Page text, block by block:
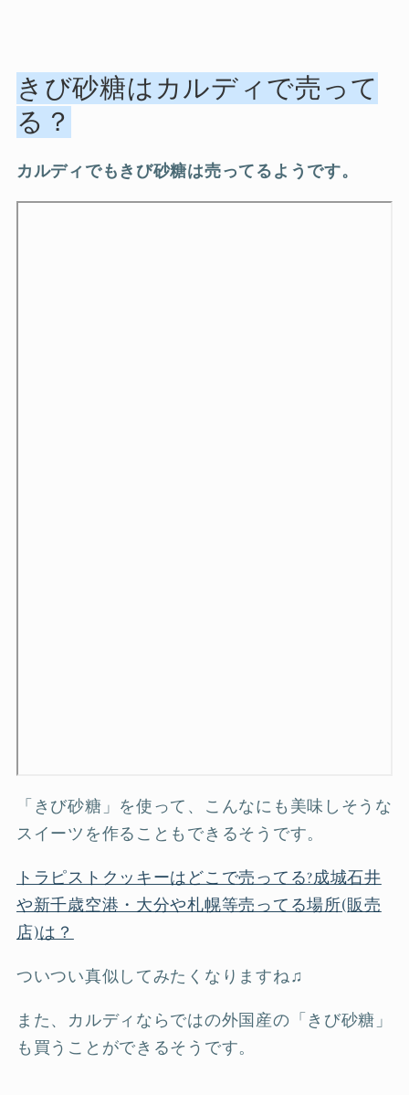
きび砂糖はカルディで売って
る？
カルディでもきび砂糖は売ってるようです。
「きび砂糖」を使って、こんなにも美味しそうな
スイーツを作ることもできるそうです。
トラピストクッキーはどこで売ってる?成城石井
や新千歳空港・大分や札幌等売ってる場所(販売
店)は？
ついつい真似してみたくなりますね♫
また、カルディならではの外国産の「きび砂糖」
も買うことができるそうです。